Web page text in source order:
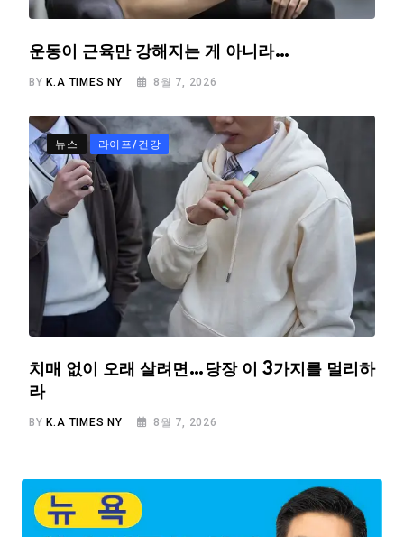
운동이 근육만 강해지는 게 아니라…
BY K.A TIMES NY 8월 7, 2026
뉴스 라이프/건강
치매 없이 오래 살려면…당장 이 3가지를 멀리하
라
BYK.A TIMES NY 8월 7, 2026